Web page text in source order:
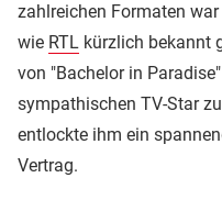
zahlreichen Formaten
wie RTL kürzlich bekannt
von "Bachelor in
sympathischen TV-Star
entlockte ihm ein
Vertrag.